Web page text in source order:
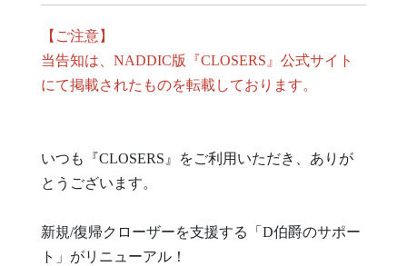
【ご注意】
当告知は、NADDIC版『CLOSERS』公式サイト
にて掲載されたものを転載しております。
いつも『CLOSERS』をご利用いただき、ありが
とうございます。
新規/復帰クローザーを支援する「D伯爵のサポー
ト」がリニューアル！